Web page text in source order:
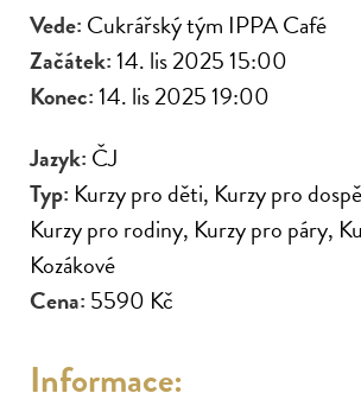
Dárkové poukazy
E-shop
Brunch
Franchise
Akademie
Kurzy
Kurzy
Vede: Cukrářský tým IPPA Café
Začátek:14. lis 2025 15:00
Konec:14. lis 2025 19:00
Jazyk: ČJ
Typ: Kurzy pro děti, Kurzy pro
Kurzy pro rodiny, Kurzy pro páry,
Kozákové
Cena: 5590 Kč
Informace: